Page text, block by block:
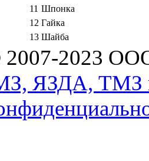
11 Шпонка
12 Гайка
13 Шайба
2007-2023
ЯЗДА, ТМЗ